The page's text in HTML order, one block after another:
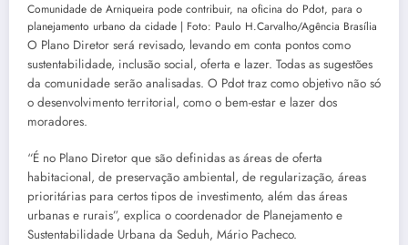
Comunidade de Arniqueira pode contribuir, na oficina do Pdot, para o
planejamento urbano da cidade | Foto: Paulo H.Carvalho/Agência Brasília
O Plano Diretor será revisado, levando em conta pontos como
sustentabilidade, inclusão social, oferta e lazer. Todas as sugestões
da comunidade serão analisadas. O Pdot traz como objetivo não só
o desenvolvimento territorial, como o bem-estar e lazer dos
moradores.
“É no Plano Diretor que são definidas as áreas de oferta
habitacional, de preservação ambiental, de regularização, áreas
prioritárias para certos tipos de investimento, além das áreas
urbanas e rurais”, explica o coordenador de Planejamento e
Sustentabilidade Urbana da Seduh, Mário Pacheco.